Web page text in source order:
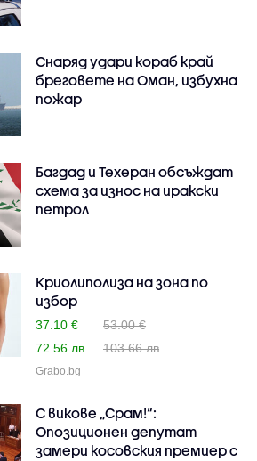
Снаряд удари кораб край
бреговете на Оман, избухна
пожар
Багдад и Техеран обсъждат
схема за износ на иракски
петрол
Криолиполиза на зона по
избор
37.10 €
53.00 €
72.56 лв
103.66 лв
Grabo.bg
С викове „Срам!“:
Опозиционен депутат
замери косовския премиер с